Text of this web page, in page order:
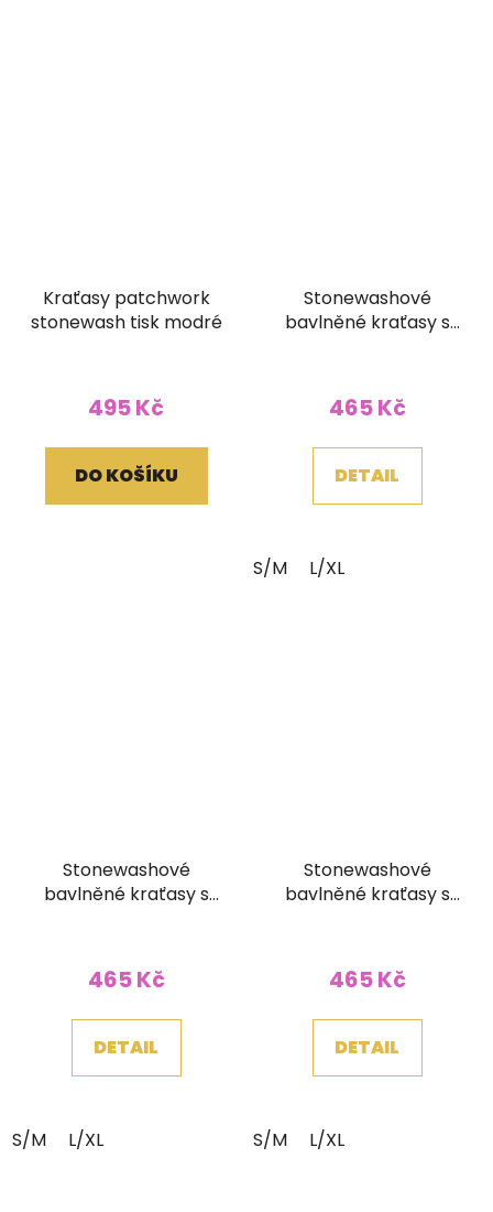
Kraťasy patchwork
stonewash tisk modré
495 Kč
DO KOŠÍKU
Stonewashové
bavlněné kraťasy s
465 Kč
DETAIL
S/M L/XL
Stonewashové
bavlněné kraťasy s
465 Kč
DETAIL
S/M L/XL
Stonewashové
bavlněné kraťasy s
465 Kč
DETAIL
S/M L/XL